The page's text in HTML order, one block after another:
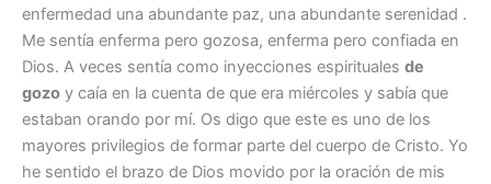
enfermedad una abundante paz, una abundante serenidad .
Me sentía enferma pero gozosa, enferma pero confiada en
Dios. A veces sentía como inyecciones espirituales de
gozo y caía en la cuenta de que era miércoles y sabía que
estaban orando por mí. Os digo que este es uno de los
mayores privilegios de formar parte del cuerpo de Cristo. Yo
he sentido el brazo de Dios movido por la oración de mis